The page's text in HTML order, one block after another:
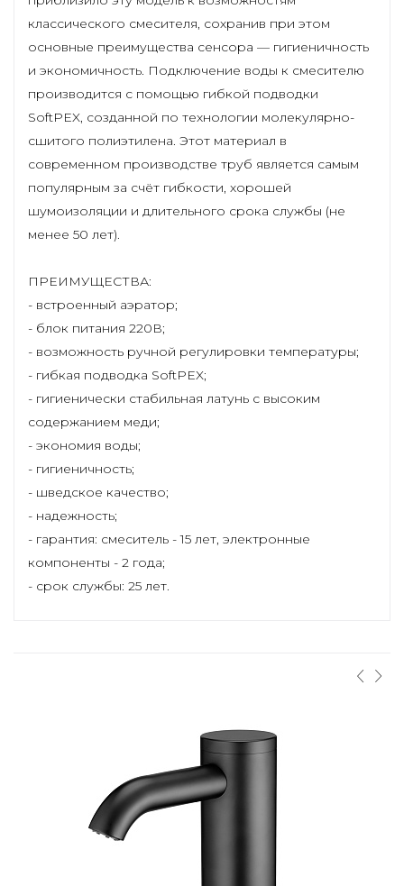
классического смесителя, сохранив при этом
основные преимущества сенсора — гигиеничность
и экономичность. Подключение воды к смесителю
производится с помощью гибкой подводки
SoftPEX, созданной по технологии молекулярно-
сшитого полиэтилена. Этот материал в
современном производстве труб является самым
популярным за счёт гибкости, хорошей
шумоизоляции и длительного срока службы (не
менее 50 лет).
ПРЕИМУЩЕСТВА:
- встроенный аэратор;
- блок питания 220В;
- возможность ручной регулировки температуры;
- гибкая подводка SoftPEX;
- гигиенически стабильная латунь с высоким
содержанием меди;
- экономия воды;
- гигиеничность;
- шведское качество;
- надежность;
- гарантия: смеситель - 15 лет, электронные
компоненты - 2 года;
- срок службы: 25 лет.